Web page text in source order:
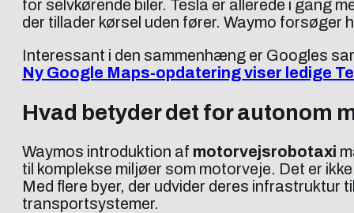
for selvkørende biler. Tesla er allerede i gang
der tillader kørsel uden fører. Waymo
Interessant i den sammenhæng er Googles
Ny Google Maps-opdatering viser ledige
Hvad betyder det for autonom
Waymos introduktion af motorvejsrobotaxi
til komplekse miljøer som motorveje. Det er
Med flere byer, der udvider deres infrastruktur
transportsystemer.